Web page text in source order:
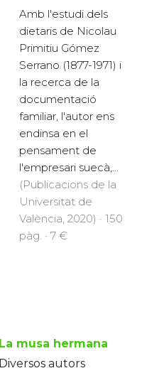
Amb l'estudi dels
dietaris de Nicolau
Primitiu Gómez
Serrano (1877-1971) i
la recerca de la
documentació
familiar, l'autor ens
endinsa en el
pensament de
l'empresari suecà,...
(Publicacions de la
Universitat de
València, 2020) · 150
pàg. · 7 €
La musa hermana
Diversos autors